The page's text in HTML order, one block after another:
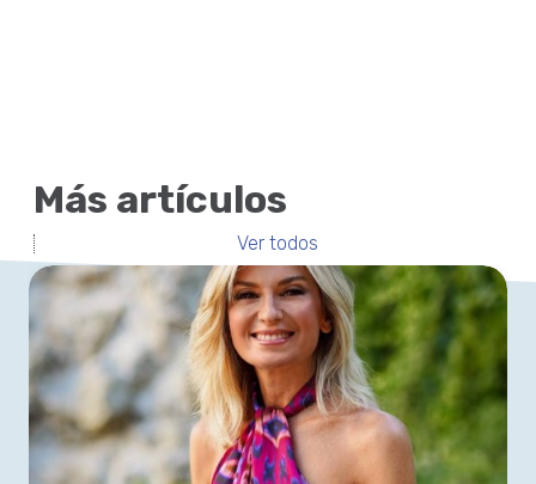
Más artículos
Ver todos